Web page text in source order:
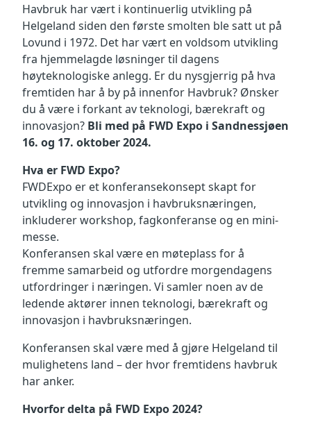
Havbruk har vært i kontinuerlig utvikling på
Helgeland siden den første smolten ble satt ut på
Lovund i 1972. Det har vært en voldsom utvikling
fra hjemmelagde løsninger til dagens
høyteknologiske anlegg. Er du nysgjerrig på hva
fremtiden har å by på innenfor Havbruk? Ønsker
du å være i forkant av teknologi, bærekraft og
innovasjon? Bli med på FWD Expo i Sandnessjøen
16. og 17. oktober 2024.
Hva er FWD Expo?
FWDExpo er et konferansekonsept skapt for
utvikling og innovasjon i havbruksnæringen,
inkluderer workshop, fagkonferanse og en mini-
messe.
Konferansen skal være en møteplass for å
fremme samarbeid og utfordre morgendagens
utfordringer i næringen. Vi samler noen av de
ledende aktører innen teknologi, bærekraft og
innovasjon i havbruksnæringen.
Konferansen skal være med å gjøre Helgeland til
mulighetens land – der hvor fremtidens havbruk
har anker.
Hvorfor delta på FWD Expo 2024?